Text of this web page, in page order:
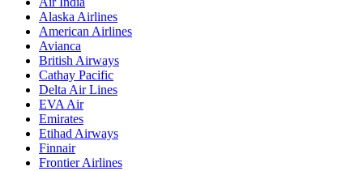
Alaska Airlines
American Airlines
Avianca
British Airways
Cathay Pacific
Delta Air Lines
EVA Air
Emirates
Etihad Airways
Finnair
Frontier Airlines